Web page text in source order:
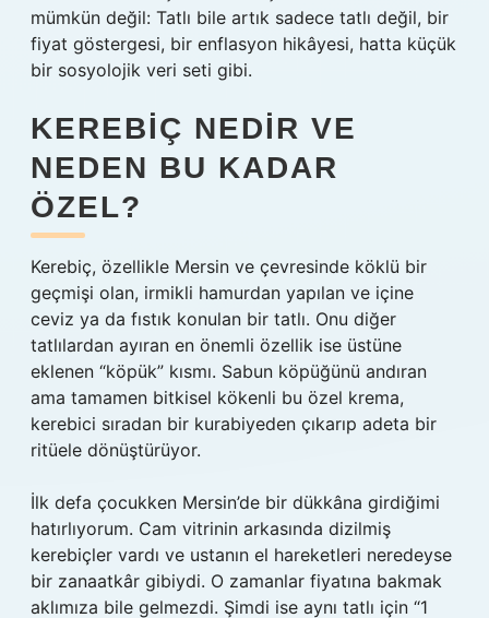
mümkün değil: Tatlı bile artık sadece tatlı değil, bir
fiyat göstergesi, bir enflasyon hikâyesi, hatta küçük
bir sosyolojik veri seti gibi.
KEREBIÇ NEDIR VE
NEDEN BU KADAR
ÖZEL?
Kerebiç, özellikle Mersin ve çevresinde köklü bir
geçmişi olan, irmikli hamurdan yapılan ve içine
ceviz ya da fıstık konulan bir tatlı. Onu diğer
tatlılardan ayıran en önemli özellik ise üstüne
eklenen “köpük” kısmı. Sabun köpüğünü andıran
ama tamamen bitkisel kökenli bu özel krema,
kerebici sıradan bir kurabiyeden çıkarıp adeta bir
ritüele dönüştürüyor.
İlk defa çocukken Mersin’de bir dükkâna girdiğimi
hatırlıyorum. Cam vitrinin arkasında dizilmiş
kerebiçler vardı ve ustanın el hareketleri neredeyse
bir zanaatkâr gibiydi. O zamanlar fiyatına bakmak
aklımıza bile gelmezdi. Şimdi ise aynı tatlı için “1